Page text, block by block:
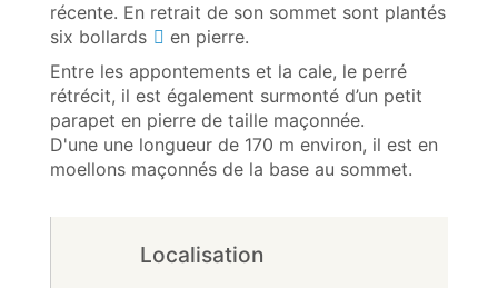
récente. En retrait de son sommet sont plantés
six bollards
en pierre.
Entre les appontements et la cale, le perré
rétrécit, il est également surmonté d’un petit
parapet en pierre de taille maçonnée.
D'une une longueur de 170 m environ, il est en
moellons maçonnés de la base au sommet.
Localisation